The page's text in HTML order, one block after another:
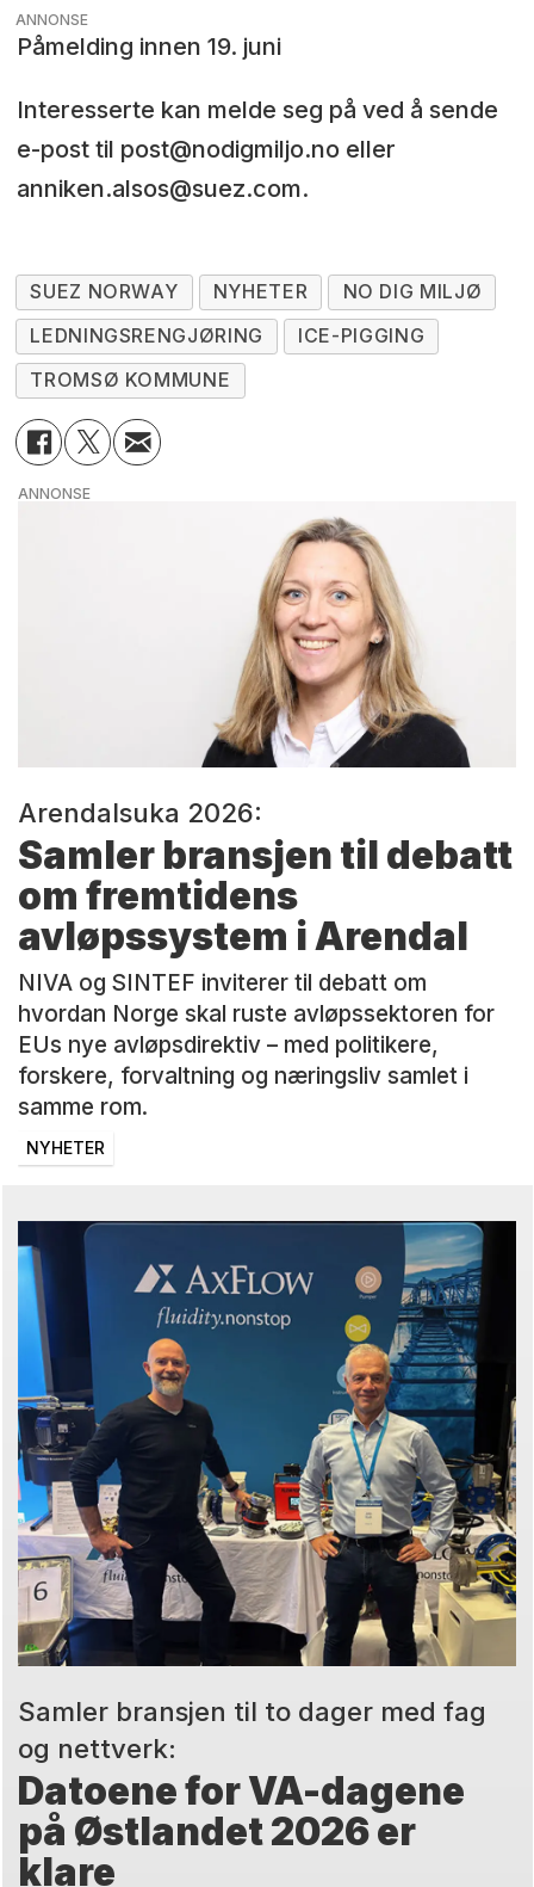
ANNONSE
Påmelding innen 19. juni
Interesserte kan melde seg på ved å sende
e-post til post@nodigmiljo.no eller
anniken.alsos@suez.com.
SUEZ NORWAY NYHETER
NO DIG MILJØ
LEDNINGSRENGJØRING
ICE-PIGGING
TROMSØ KOMMUNE
ANNONSE
Arendalsuka 2026:
Samler bransjen til debatt
om fremtidens
avløpssystem i Arendal
NIVA og SINTEF inviterer til debatt om
hvordan Norge skal ruste avløpssektoren for
EUs nye avløpsdirektiv – med politikere,
forskere, forvaltning og næringsliv samlet i
samme rom.
NYHETER
Samler bransjen til to dager med fag
og nettverk:
Datoene for VA-dagene
på Østlandet 2026 er
klare